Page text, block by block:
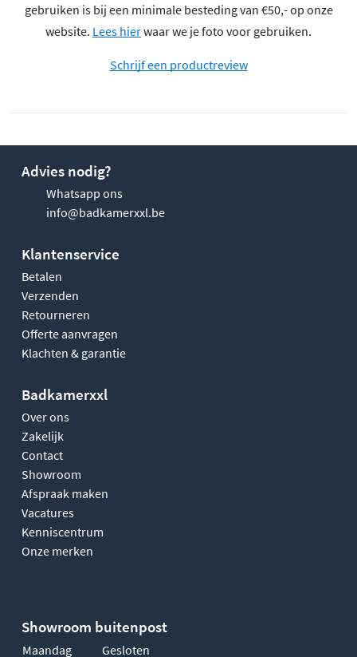
gebruiken is bij een minimale besteding van €50,- op onze
website. Lees hierwaar we je foto voor gebruiken.
Schrijf een productreview
Advies nodig?
Whatsapp ons
info@badkamerxxl.be
Klantenservice
Betalen
Verzenden
Retourneren
Offerte aanvragen
Klachten & garantie
Badkamerxxl
Over ons
Zakelijk
Contact
Showroom
Afspraak maken
Vacatures
Kenniscentrum
Onze merken
Showroom buitenpost
Maandag Gesloten